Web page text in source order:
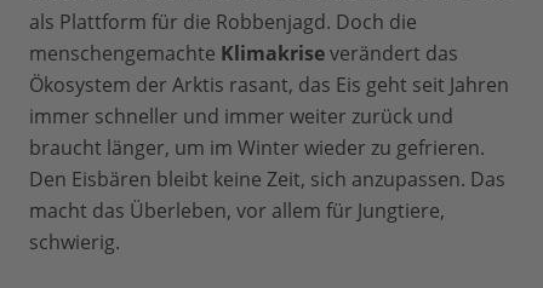
als Plattform für die Robbenjagd. Doch die
menschengemachte Klimakriseverändert das
Ökosystem der Arktis rasant, das Eis geht seit Jahren
immer schneller und immer weiter zurück und
braucht länger, um im Winter wieder zu gefrieren.
Den Eisbären bleibt keine Zeit, sich anzupassen. Das
macht das Überleben, vor allem für Jungtiere,
schwierig.